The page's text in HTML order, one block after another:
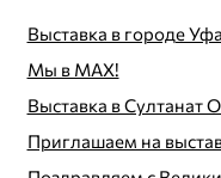
Выставка в городе Уфа
Мы в МАX!
Выставка в Султанат
Приглашаем на